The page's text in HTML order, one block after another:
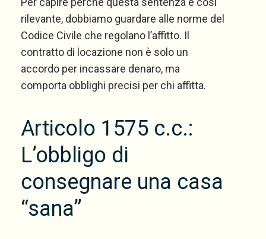
rilevante, dobbiamo guardare alle norme del
Codice Civile che regolano l’affitto. Il
contratto di locazione non è solo un
accordo per incassare denaro, ma
comporta obblighi precisi per chi affitta.
Articolo 1575 c.c.:
L’obbligo di
consegnare una casa
“sana”